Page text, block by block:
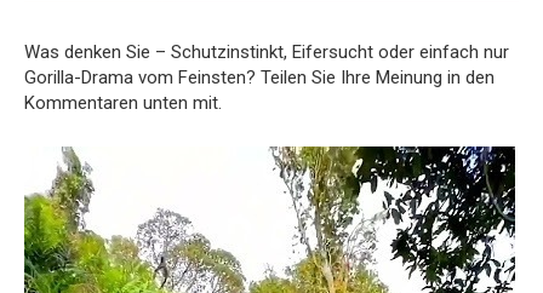
Was denken Sie – Schutzinstinkt, Eifersucht oder einfach nur
Gorilla-Drama vom Feinsten? Teilen Sie Ihre Meinung in den
Kommentaren unten mit.